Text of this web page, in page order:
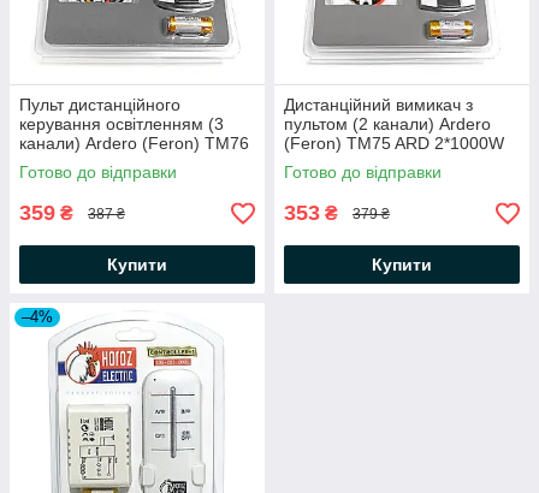
Пульт дистанційного
керування освітленням (3
канали) Ardero (Feron) TM76
ARD 3*1000W для люстр
Готово до відправки
359 ₴ 387 ₴
Купити
Дистанційний вимикач з
пультом (2 канали) Ardero
(Feron) TM75 ARD 2*1000W
для люстр
Готово до відправки
353 ₴ 379 ₴
Купити
–4%